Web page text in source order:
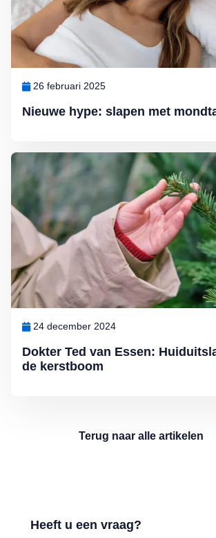
Nieuwe hype: slapen met
26 februari 2025
Dokter Ted van Essen:
de kerstboom
24 december 2024
Lees meer over Dokter Ted van Essen:
Terug naar alle artikelen
Heeft u een vraag?